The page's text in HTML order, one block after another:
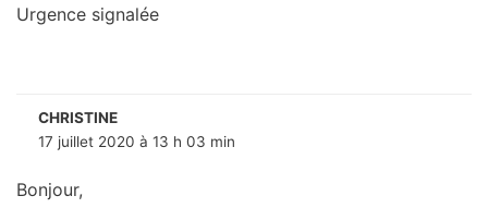
Urgence signalée
CHRISTINE
17 juillet 2020 à 13 h 03 min
Bonjour,